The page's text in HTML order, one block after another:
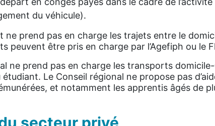
du véhicule).
ne prend pas en charge les trajets entre le
peuvent être pris en charge par l’Agefiph ou le
ne prend pas en charge les transports
étudiant. Le Conseil régional ne propose pas
et notamment les apprentis âgés de